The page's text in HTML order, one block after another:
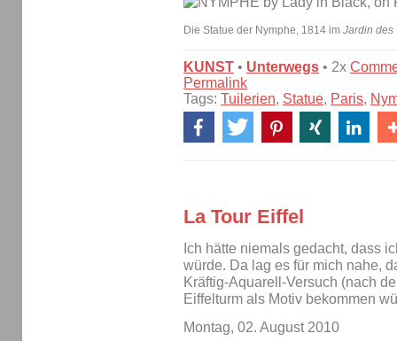
Die Statue der Nymphe, 1814 im Jardin des
KUNST • Unterwegs • 2x
Permalink
Tags: Tuilerien, Statue, Paris,
La Tour Eiffel
Ich hätte niemals gedacht, dass
würde. Da lag es für mich nahe,
Kräftig-Aquarell-Versuch (nach
Eiffelturm als Motiv bekommen
Montag, 02. August 2010